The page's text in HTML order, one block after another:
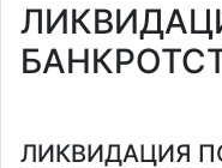
ЛИКВИДАЦИЯ